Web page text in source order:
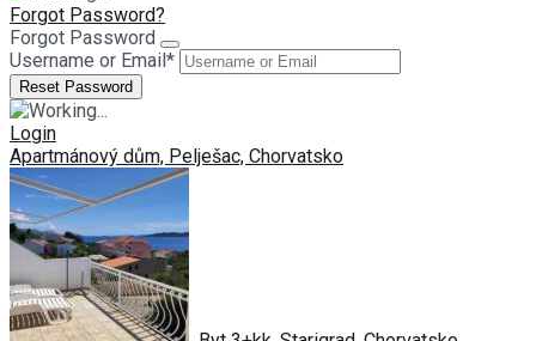
Forgot Password?
Forgot Password
Username or Email *
Login
Apartmánový dům, Pelješac, Chorvatsko